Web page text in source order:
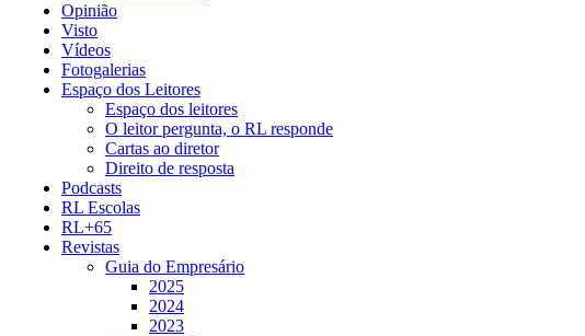
Opinião
Visto
Vídeos
Fotogalerias
Espaço dos Leitores
Espaço dos leitores
O leitor pergunta, o RL responde
Cartas ao diretor
Direito de resposta
Podcasts
RL Escolas
RL+65
Revistas
Guia do Empresário
2025
2024
2023